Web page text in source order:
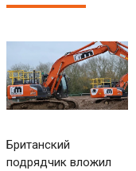
Британский
подрядчик вложил